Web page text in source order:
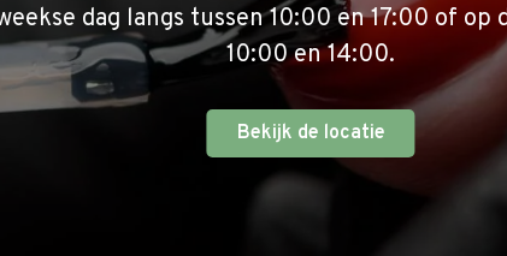
dag langs tussen 10:00 en 17:00 of op
10:00 en 14:00.
Bekijk de locatie